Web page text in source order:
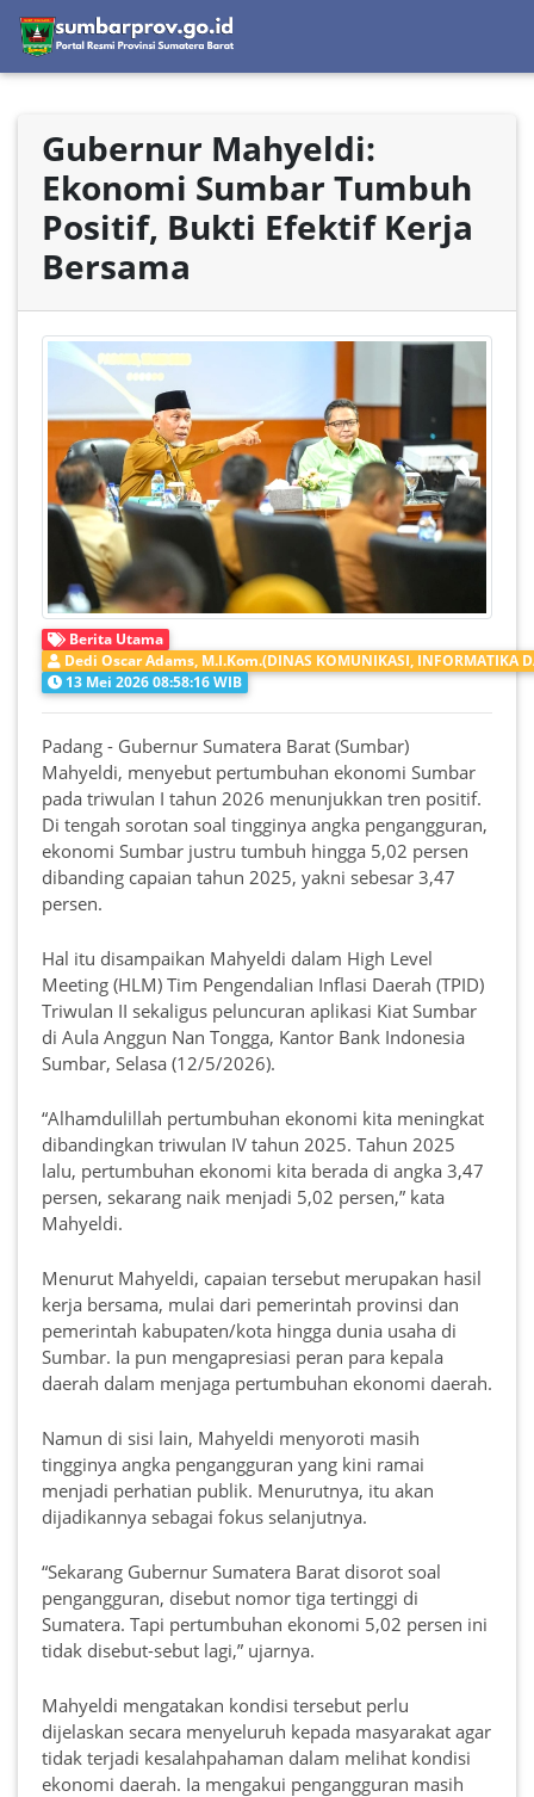
Gubernur Mahyeldi:
Ekonomi Sumbar Tumbuh
Positif, Bukti Efektif Kerja
Bersama
Berita Utama
Dedi Oscar Adams, M.I.Kom.(DINAS KOMUNIKASI, INFORMATIKA
13 Mei 2026 08:58:16 WIB
Padang - Gubernur Sumatera Barat (Sumbar)
Mahyeldi, menyebut pertumbuhan ekonomi Sumbar
pada triwulan I tahun 2026 menunjukkan tren positif.
Di tengah sorotan soal tingginya angka pengangguran,
ekonomi Sumbar justru tumbuh hingga 5,02 persen
dibanding capaian tahun 2025, yakni sebesar 3,47
persen.
Hal itu disampaikan Mahyeldi dalam High Level
Meeting (HLM) Tim Pengendalian Inflasi Daerah (TPID)
Triwulan II sekaligus peluncuran aplikasi Kiat Sumbar
di Aula Anggun Nan Tongga, Kantor Bank Indonesia
Sumbar, Selasa (12/5/2026).
“Alhamdulillah pertumbuhan ekonomi kita meningkat
dibandingkan triwulan IV tahun 2025. Tahun 2025
lalu, pertumbuhan ekonomi kita berada di angka 3,47
persen, sekarang naik menjadi 5,02 persen,” kata
Mahyeldi.
Menurut Mahyeldi, capaian tersebut merupakan hasil
kerja bersama, mulai dari pemerintah provinsi dan
pemerintah kabupaten/kota hingga dunia usaha di
Sumbar. Ia pun mengapresiasi peran para kepala
daerah dalam menjaga pertumbuhan ekonomi daerah.
Namun di sisi lain, Mahyeldi menyoroti masih
tingginya angka pengangguran yang kini ramai
menjadi perhatian publik. Menurutnya, itu akan
dijadikannya sebagai fokus selanjutnya.
“Sekarang Gubernur Sumatera Barat disorot soal
pengangguran, disebut nomor tiga tertinggi di
Sumatera. Tapi pertumbuhan ekonomi 5,02 persen ini
tidak disebut-sebut lagi,” ujarnya.
Mahyeldi mengatakan kondisi tersebut perlu
dijelaskan secara menyeluruh kepada masyarakat agar
tidak terjadi kesalahpahaman dalam melihat kondisi
ekonomi daerah. Ia mengakui pengangguran masih